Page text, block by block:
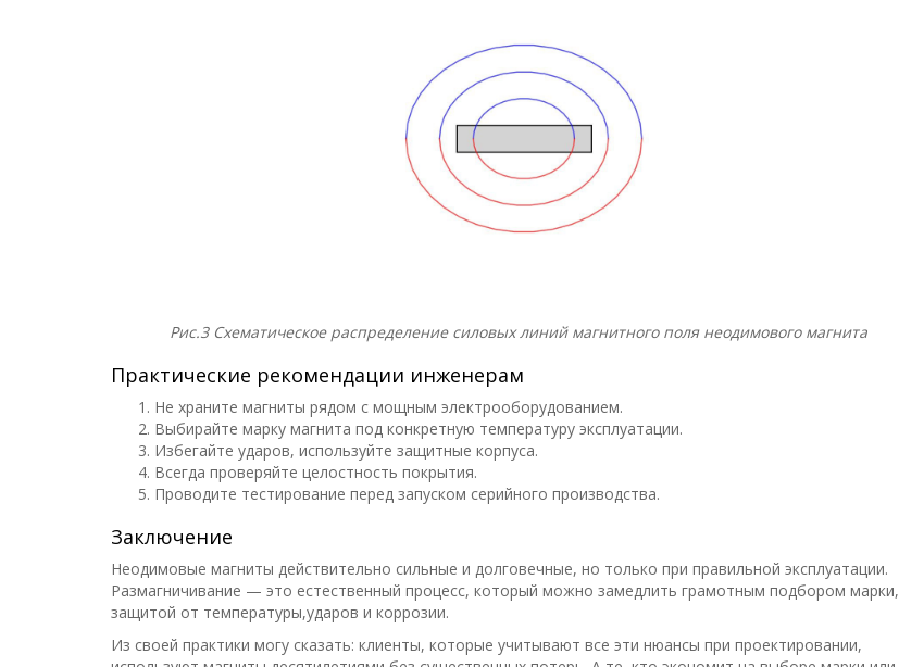
Рис.3 Схематическое распределение силовых линий магнитного поля неодимового магнита
Практические рекомендации инженерам
Не храните магниты рядом с мощным электрооборудованием.
Выбирайте марку магнита под конкретную температуру эксплуатации.
Избегайте ударов, используйте защитные корпуса.
Всегда проверяйте целостность покрытия.
Проводите тестирование перед запуском серийного производства.
Заключение
Неодимовые магниты действительно сильные и долговечные, но только при правильной эксплуатации.
Размагничивание — это естественный процесс, который можно замедлить грамотным подбором марки,
защитой от температуры,ударов и коррозии.
Из своей практики могу сказать: клиенты, которые учитывают все эти нюансы при проектировании,